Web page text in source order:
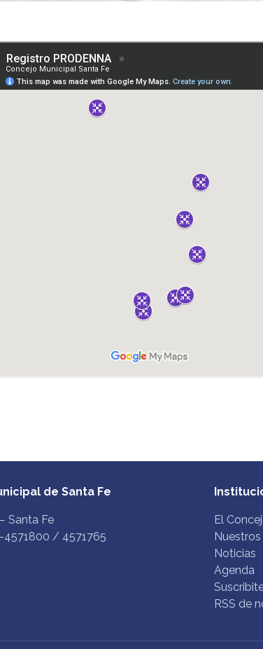
de Santa Fe
Santa Fe
4571800 / 4571765
El
Noticias
Agenda
RSS de